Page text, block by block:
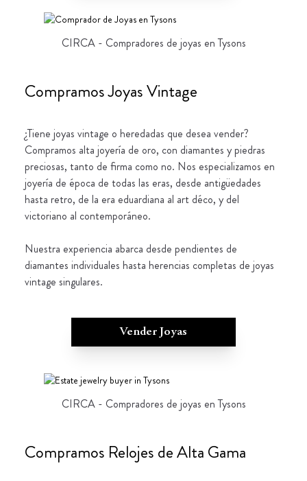
CIRCA - Compradores de joyas en Tysons
Compramos Joyas Vintage
¿Tiene joyas vintage o heredadas que desea vender?
Compramos alta joyería de oro, con diamantes y piedras
preciosas, tanto de firma como no. Nos especializamos en
joyería de época de todas las eras, desde antigüedades
hasta retro, de la era eduardiana al art déco, y del
victoriano al contemporáneo.
Nuestra experiencia abarca desde pendientes de
diamantes individuales hasta herencias completas de joyas
vintage singulares.
Vender Joyas
CIRCA - Compradores de joyas en Tysons
Compramos Relojes de Alta Gama